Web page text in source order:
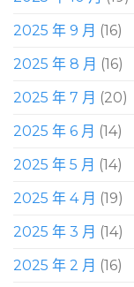
2025 年 9 月 (16)
2025 年 8 月 (16)
2025 年 7 月 (20)
2025 年 6 月 (14)
2025 年 5 月 (14)
2025 年 4 月 (19)
2025 年 3 月 (14)
2025 年 2 月 (16)